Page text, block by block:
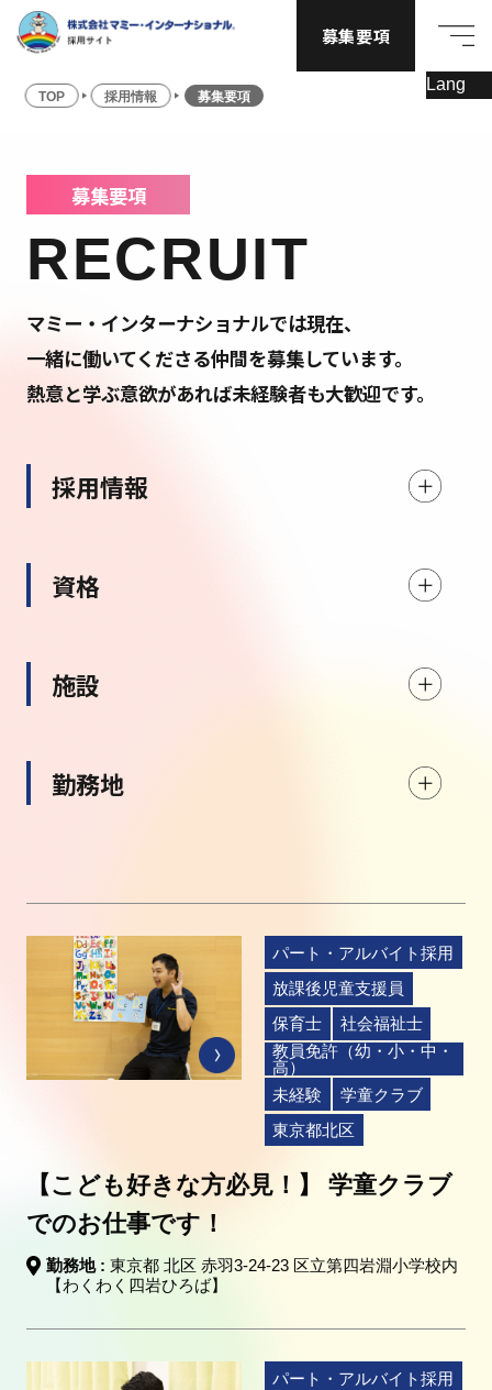
募集要項
TOP 採用情報 募集要項
募集要項
RECRUIT
マミー・インターナショナルでは現在、
一緒に働いてくださる仲間を募集しています。
熱意と学ぶ意欲があれば未経験者も大歓迎です。
パート・アルバイト採用
放課後児童支援員
保育士
社会福祉士
教員免許（幼・小・中・
高）
未経験
学童クラブ
東京都北区
【こども好きな方必見！】 学童クラブ
でのお仕事です！
勤務地 : 東京都 北区 赤羽3-24-23 区立第四岩淵小学校内
【わくわく四岩ひろば】
パート・アルバイト採用
採用情報
資格
施設
勤務地